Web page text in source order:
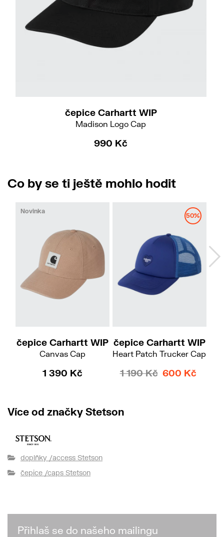
čepice Carhartt WIP
Madison Logo Cap
990 Kč
Co by se ti ještě mohlo hodit
Novinka
čepice Carhartt WIP
Canvas Cap
1 390 Kč
50%
čepice Carhartt WIP
Heart Patch Trucker Cap
1 190 Kč 600 Kč
Více od značky Stetson
doplňky /access Stetson
čepice /caps Stetson
Přihlaš se do našeho mailingu